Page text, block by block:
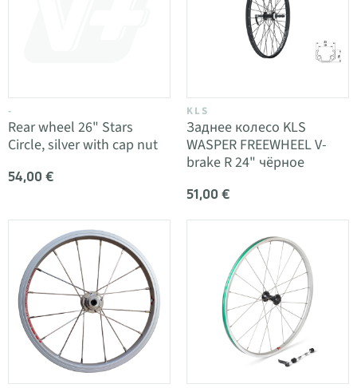
-
Rear wheel 26" Stars
Circle, silver with cap nut
54,00 €
KLS
Заднее колесо KLS
WASPER FREEWHEEL V-
brake R 24" чёрное
51,00 €